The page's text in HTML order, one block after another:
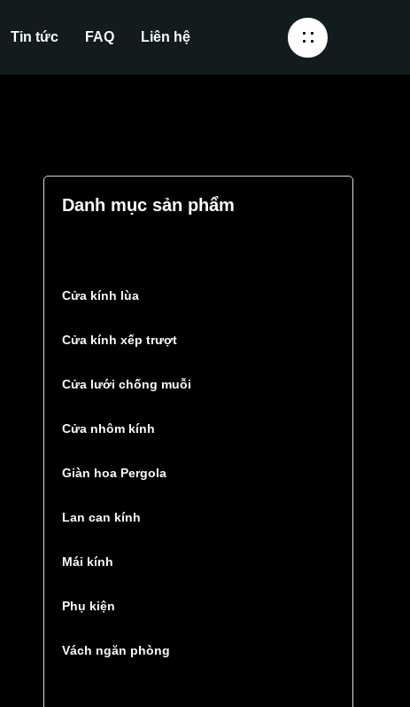
Tin tức FAQ Liên hệ
Danh mục sản phẩm
Cửa kính lùa
Cửa kính xếp trượt
Cửa lưới chống muỗi
Cửa nhôm kính
Giàn hoa Pergola
Lan can kính
Mái kính
Phụ kiện
Vách ngăn phòng